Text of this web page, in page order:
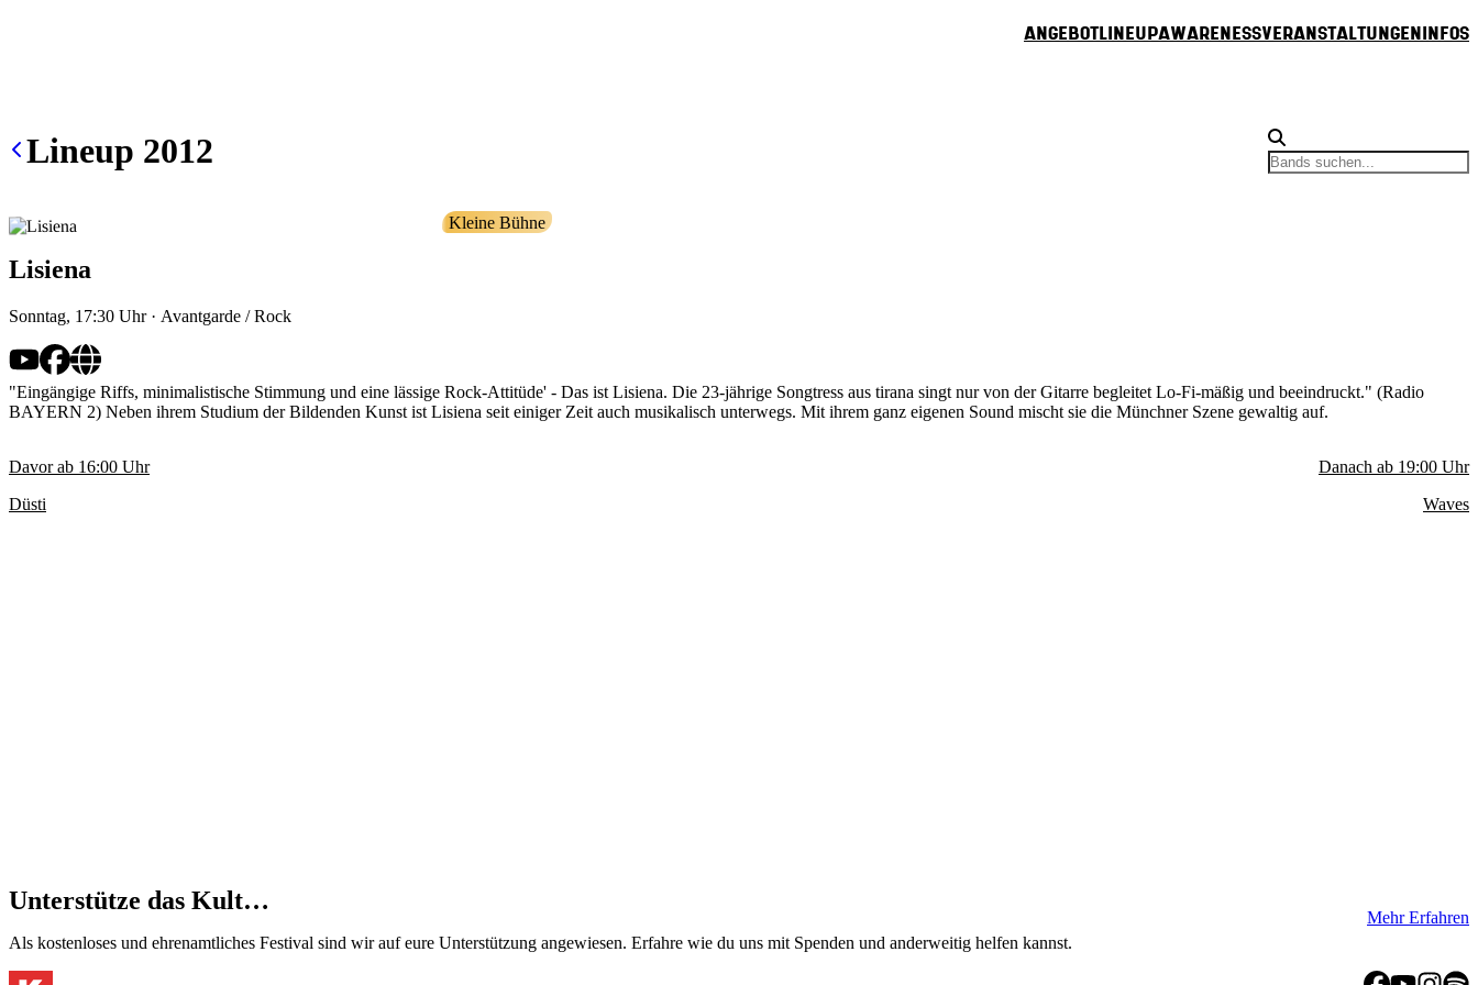
Angebot LineupAwarenessVeranstaltungen Infos
Lineup 2012
Kleine Bühne
Lisiena
Sonntag, 17:30 Uhr· Avantgarde / Rock
"Eingängige Riffs, minimalistische Stimmung und eine lässige Rock-Attitüde' - Das ist Lisiena. Die 23-jährige Songtress aus tirana singt nur von der Gitarre begleitet Lo-Fi-mäßig und beeindruckt." (Radio
BAYERN 2) Neben ihrem Studium der Bildenden Kunst ist Lisiena seit einiger Zeit auch musikalisch unterwegs. Mit ihrem ganz eigenen Sound mischt sie die Münchner Szene gewaltig auf.
Davor ab 16:00 Uhr
Düsti
Danach ab 19:00 Uhr
Waves
Unterstütze das Kult…
Als kostenloses und ehrenamtliches Festival sind wir auf eure Unterstützung angewiesen. Erfahre wie du uns mit Spenden und anderweitig helfen kannst.
Mehr Erfahren